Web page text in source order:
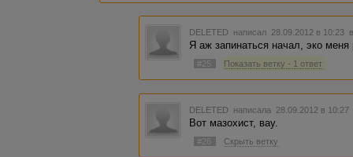
DELETED написал 28.09.2012 в 10:23
Я аж запинаться начал, эко меня
#25 Показать ветку - 1 ответ
DELETED написала 28.09.2012 в
Вот мазохист, вау.
#26 Скрыть ветку